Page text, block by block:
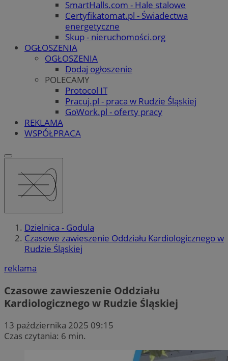
SmartHalls.com - Hale stalowe
Certyfikatomat.pl - Świadectwa
energetyczne
Skup - nieruchomości.org
OGŁOSZENIA
OGŁOSZENIA
Dodaj ogłoszenie
POLECAMY
Protocol IT
Pracuj.pl - praca w Rudzie Śląskiej
GoWork.pl - oferty pracy
REKLAMA
WSPÓŁPRACA
Dzielnica - Godula
Czasowe zawieszenie Oddziału Kardiologicznego w
Rudzie Śląskiej
reklama
Czasowe zawieszenie Oddziału
Kardiologicznego w Rudzie Śląskiej
13 października 2025 09:15
Czas czytania: 6 min.